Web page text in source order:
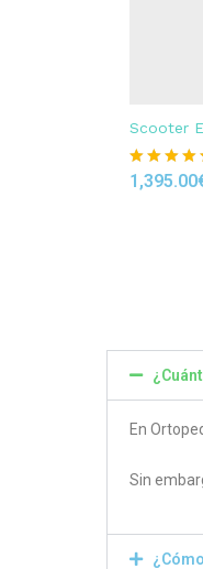
Scooter
Rated
1,395.00
En
Sin